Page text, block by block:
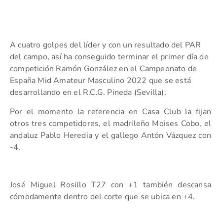
A cuatro golpes del líder y con un resultado del PAR
del campo, así ha conseguido terminar el primer día de
competición Ramón González en el Campeonato de
España Mid Amateur Masculino 2022 que se está
desarrollando en el R.C.G. Pineda (Sevilla).
Por el momento la referencia en Casa Club la fijan
otros tres competidores, el madrileño Moises Cobo, el
andaluz Pablo Heredia y el gallego Antón Vázquez con
-4.
José Miguel Rosillo T27 con +1 también descansa
cómodamente dentro del corte que se ubica en +4.